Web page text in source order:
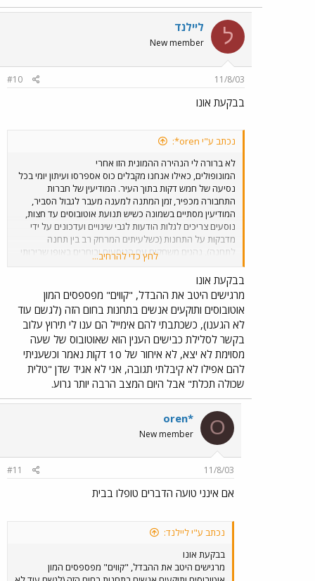
ל ליילנד
New member
11/8/03
#10
בבקעת אונו
נכתב ע"י oren*:
לא ברורה לי הנהירה ההמונית הזו אחרי
המונופולים, כאילו אנחנו מקבלים כוס אספרסו ועיתון יומי בכל
נסיעה של חמש דקות בתוך העיר. המודיעין של חברות
התחבורה מכפיר, זמן המתנה למענה מעבר לגבול הסביר,
המודיעין מסתיים בשמונה כשיש תנועת אוטובוסים עד חצות,
נוסעים צריכים לגלות הודעות לגבי שינויים ועדכונים על ידי
מדבקות על התחנות (כשלעיתים המרחק רב בין תחנה
לתחנה), נהגים משחקים עם הנוסעים ובוחרים באופן שרירותי
באיזו תחנה לעצור ואיזו תחנה היא "להורדה בלבד" (כשכמובן
ביום שישי בצהריים כולם הופכים לכבשים תמימות ועוצרים בכל
תחנה למען הנוסעים שממהרים הביתה), כמות מוגבלת של
מפות (והיכן מפות האוטובוסים של אגד?), תחנות מרכזיות
מוזנחות (פתח-תקווה, הוד-השרון, כפר-סבא, ועוד... - לא חסרים
מאמרי ביקורת בעיתונים) על חשבון תחנות מפוארות בערים
גדולות ועוד... זכותנו כנוסעים לקבל שירות איכותי, עם או בלי
החברות הפרטיות (ומה אכפת לי כתושב הוד-השרון מחברת
"קווים"? גם אם היא תהפוך לחברה מצליחה ורווחית, אני לקוח
של אגד). מישהו בכלל יודע איך נראית התחנה המרכזית בהוד
השרון? רחבת ישיבה של מסעדת שווארמה, שלושה עמודי
מתכת עם מספרי קווים וסככת זכוכית חומה מהסוג הישן.
לחץ כדי להרחיב...
בבקעת אונו
מרגישים היטב את ההבדל, "קווים" מפספסים המון
אוטובוסים ותוקעים אנשים בתחנות בחום הזה (לגשם עוד
לא הגענו), כשכתבתי להם אימייל הם ענו לי תירוץ עלוב
בקשר לסלילת כבישים הענין הוא שאוטובוס של שעה
מסוימת לא יצא, לא איחור של 10 דקות נאמר וכשעניתי
להם אפילו לא קיבלתי תגובה, אני לא אגיד שדן "טלית
שכולה תכלת" אבל היום המצב הרבה יותר גרוע.
O
oren*
New member
11/8/03
#11
אם אינני טועה הדברים טופלו בבית
נכתב ע"י ליילנד:
בבקעת אונו
מרגישים היטב את ההבדל, "קווים" מפספסים המון